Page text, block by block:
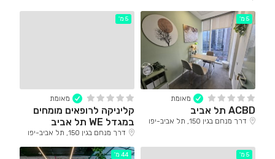
מאומת
5 מ'
ACBD תל אביב
דרך מנחם בגין 150, תל אביב-יפו
מאומת
5 מ'
קליניקה לרופאים מומחים
במגדל WE תל אביב
דרך מנחם בגין 150, תל אביב-יפו
5 מ' 44 מ'